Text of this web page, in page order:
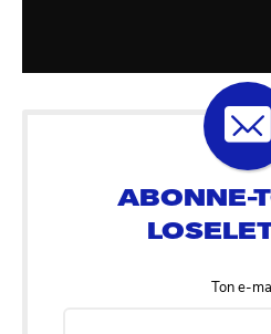
Ton e-